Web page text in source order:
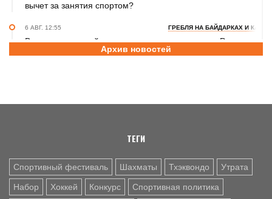
вычет за занятия спортом?
6 АВГ. 12:55 ГРЕБЛЯ НА БАЙДАРКАХ И КАНОЭ
В заключительный день юниорского первенства России
на счету алтайских гребцов три медали
летняя. Поспелиха, 2014 год. Часть первая
Архив новостей
ТЕГИ
Спортивный фестиваль Шахматы Тхэквондо Утрата
Набор Хоккей Конкурс Спортивная политика